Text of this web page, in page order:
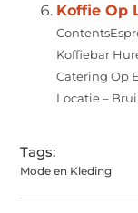
Koffie Op
Koffiebar
Catering Op
Locatie –
Tags:
Mode en Kleding